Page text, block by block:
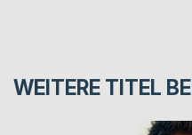
WEITERE TITEL BEI